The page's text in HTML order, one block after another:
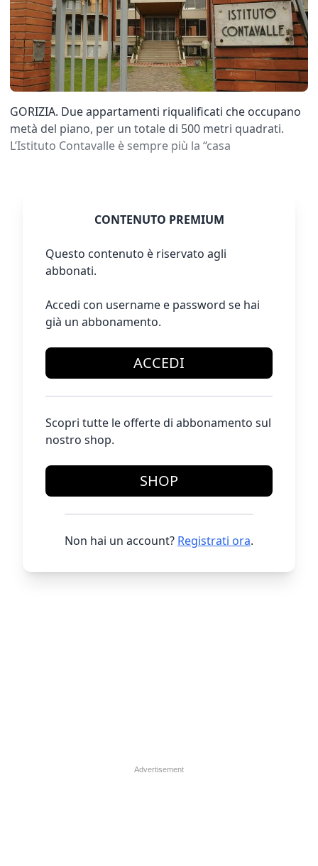
GORIZIA. Due appartamenti riqualificati che occupano
metà del piano, per un totale di 500 metri quadrati.
L’Istituto Contavalle è sempre più la “casa
CONTENUTO PREMIUM
Questo contenuto è riservato agli
abbonati.
Accedi con username e password se hai
già un abbonamento.
ACCEDI
Scopri tutte le offerte di abbonamento sul
nostro shop.
SHOP
Non hai un account? Registrati ora.